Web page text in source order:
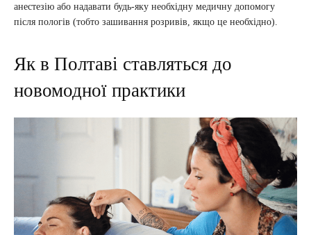
анестезію або надавати будь-яку необхідну медичну допомогу
після пологів (тобто зашивання розривів, якщо це необхідно).
Як в Полтаві ставляться до
новомодної практики